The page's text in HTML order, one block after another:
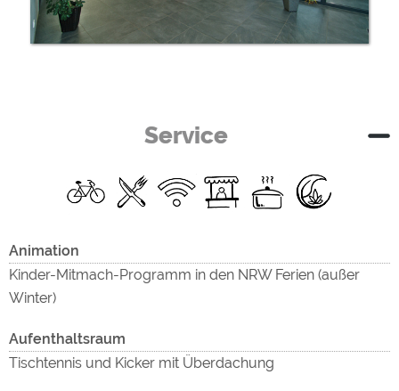
Service
Animation
Kinder-Mitmach-Programm in den NRW Ferien (außer
Winter)
Aufenthaltsraum
Tischtennis und Kicker mit Überdachung